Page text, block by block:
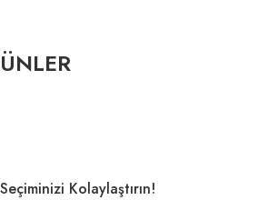
Kolaylaştırın!